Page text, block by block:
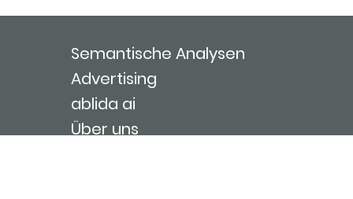
Semantische Analysen
Advertising
ablida ai
Über uns